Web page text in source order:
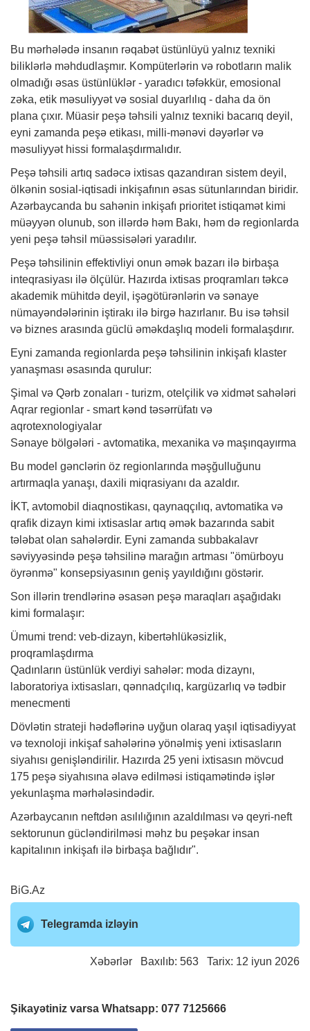
Bu mərhələdə insanın rəqabət üstünlüyü yalnız texniki
biliklərlə məhdudlaşmır. Kompüterlərin və robotların malik
olmadığı əsas üstünlüklər - yaradıcı təfəkkür, emosional
zəka, etik məsuliyyət və sosial duyarlılıq - daha da ön
plana çıxır. Müasir peşə təhsili yalnız texniki bacarıq deyil,
eyni zamanda peşə etikası, milli-mənəvi dəyərlər və
məsuliyyət hissi formalaşdırmalıdır.
Peşə təhsili artıq sadəcə ixtisas qazandıran sistem deyil,
ölkənin sosial-iqtisadi inkişafının əsas sütunlarından biridir.
Azərbaycanda bu sahənin inkişafı prioritet istiqamət kimi
müəyyən olunub, son illərdə həm Bakı, həm də regionlarda
yeni peşə təhsil müəssisələri yaradılır.
Peşə təhsilinin effektivliyi onun əmək bazarı ilə birbaşa
inteqrasiyası ilə ölçülür. Hazırda ixtisas proqramları təkcə
akademik mühitdə deyil, işəgötürənlərin və sənaye
nümayəndələrinin iştirakı ilə birgə hazırlanır. Bu isə təhsil
və biznes arasında güclü əməkdaşlıq modeli formalaşdırır.
Eyni zamanda regionlarda peşə təhsilinin inkişafı klaster
yanaşması əsasında qurulur:
Şimal və Qərb zonaları - turizm, otelçilik və xidmət sahələri
Aqrar regionlar - smart kənd təsərrüfatı və
aqrotexnologiyalar
Sənaye bölgələri - avtomatika, mexanika və maşınqayırma
Bu model gənclərin öz regionlarında məşğulluğunu
artırmaqla yanaşı, daxili miqrasiyanı da azaldır.
İKT, avtomobil diaqnostikası, qaynaqçılıq, avtomatika və
qrafik dizayn kimi ixtisaslar artıq əmək bazarında sabit
tələbat olan sahələrdir. Eyni zamanda subbakalavr
səviyyəsində peşə təhsilinə marağın artması "ömürboyu
öyrənmə" konsepsiyasının geniş yayıldığını göstərir.
Son illərin trendlərinə əsasən peşə maraqları aşağıdakı
kimi formalaşır:
Ümumi trend: veb-dizayn, kibertəhlükəsizlik,
proqramlaşdırma
Qadınların üstünlük verdiyi sahələr: moda dizaynı,
laboratoriya ixtisasları, qənnadçılıq, kargüzarlıq və tədbir
menecmenti
Dövlətin strateji hədəflərinə uyğun olaraq yaşıl iqtisadiyyat
və texnoloji inkişaf sahələrinə yönəlmiş yeni ixtisasların
siyahısı genişləndirilir. Hazırda 25 yeni ixtisasın mövcud
175 peşə siyahısına əlavə edilməsi istiqamətində işlər
yekunlaşma mərhələsindədir.
Azərbaycanın neftdən asılılığının azaldılması və qeyri-neft
sektorunun gücləndirilməsi məhz bu peşəkar insan
kapitalının inkişafı ilə birbaşa bağlıdır".
BiG.Az
Telegramda izləyin
Xəbərlər Baxılıb: 563 Tarix: 12 iyun 2026
Şikayətiniz varsa Whatsapp: 077 7125666